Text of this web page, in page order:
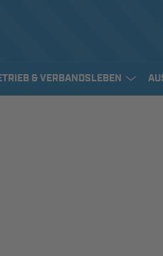
& VERBANDSLEBEN